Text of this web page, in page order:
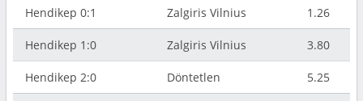
Hendikep 0:1 Zalgiris Vilnius 1.26
Hendikep 1:0 Zalgiris Vilnius 3.80
Hendikep 2:0 Döntetlen 5.25